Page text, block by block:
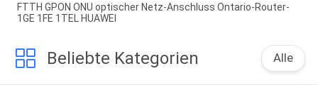
FTTH GPON ONU optischer Netz-Anschluss Ontario-Router-
1GE 1FE 1TEL HUAWEI
Beliebte Kategorien Alle